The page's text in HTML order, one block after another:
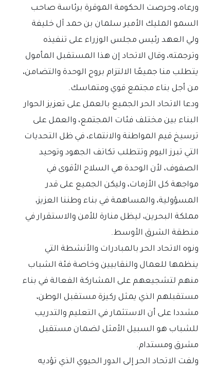
ورعاه، وحرصت الحكومة الموقرة برئاسة صاحب
السمو المليك الأمير سلمان بن حمد آل خليفة
ولي العهد رئيس مجلس الوزراء على تنفيذه
وترجمته، وقال الاتحاد إن هذا المستقبل المأمول
يتطلب منا جميعًا الالتزام بروح الوحدة والتضامن،
من أجل بناء مجتمع قوي ومتماسك.
ودعا الاتحاد الحر الجميع بالعمل على تعزيز الحوار
البناء بين مختلف فئات المجتمع، والعمل على
ترسيخ قيم المواطنة والانتماء، في ظل التحديات
التي تبرز اليوم وتتطلب تكاتف الجهود وتوحيد
الصفوف، لأن الوحدة هي السلاح الأقوى في
مواجهة كل الأزمات، وليكن الجميع على قدر
المسؤولية، والمساهمة في بناء وطننا العزيز،
مملكة البحرين، ليظل منارة للأمن والاستقرار في
منطقة الشرق الأوسط.
ونوه الاتحاد الحر بالمبادرات والأنشطة التي
ينظمها للعمال والنقابيين وخاصة فئة الشباب
منهم لتشجيعهم على المشاركة الفعالة في بناء
مستقبلهم الذي يمثل ركيزة مستقبل الوطن،
مشددا على أن الاستثمار في التعليم والتدريب
للشباب هو السبيل الأمثل لضمان مستقبل
مشرق ومستدام.
ولفت الاتحاد الحر إلى الدور الحيوي الذي تؤديه